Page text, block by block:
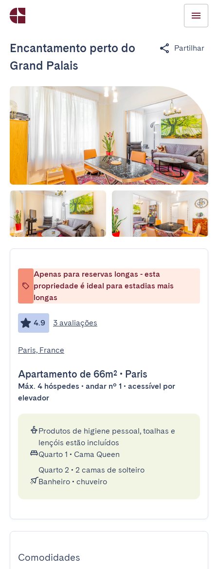
Encantamento perto do
Grand Palais
Partilhar
Apenas para reservas longas - esta
propriedade é ideal para estadias mais
longas
4.9 3 avaliações
Paris, France
Apartamento de 66m² • Paris
Máx. 4 hóspedes • andar nº 1 • acessível por
elevador
Produtos de higiene pessoal, toalhas e
lençóis estão incluídos
Quarto 1 • Cama Queen
Quarto 2 • 2 camas de solteiro
Banheiro • chuveiro
Comodidades